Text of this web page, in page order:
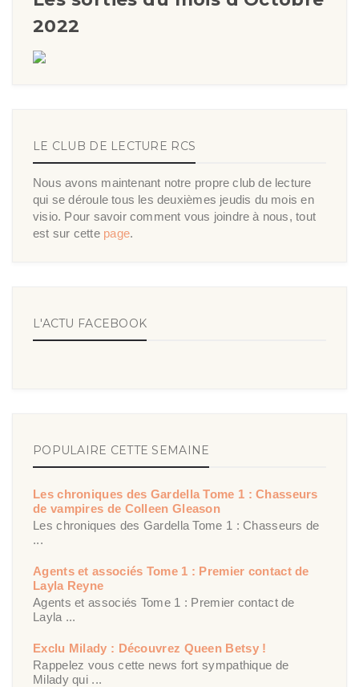
2022
LE CLUB DE LECTURE RCS
Nous avons maintenant notre propre club de lecture
qui se déroule tous les deuxièmes jeudis du mois en
visio. Pour savoir comment vous joindre à nous, tout
est sur cette page.
L'ACTU FACEBOOK
POPULAIRE CETTE SEMAINE
Les chroniques des Gardella Tome 1 : Chasseurs
de vampires de Colleen Gleason
Les chroniques des Gardella Tome 1 : Chasseurs de
...
Agents et associés Tome 1 : Premier contact de
Layla Reyne
Agents et associés Tome 1 : Premier contact de
Layla ...
Exclu Milady : Découvrez Queen Betsy !
Rappelez vous cette news fort sympathique de
Milady qui ...